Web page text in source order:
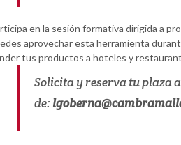
en la sesión formativa dirigida a
aprovechar esta herramienta
tus productos a hoteles y
Solicita y reserva tu plaza
de: